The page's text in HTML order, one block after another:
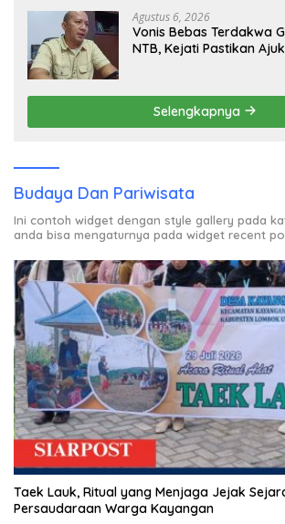
Agustus 6, 2026
Vonis Bebas Terdakwa
NTB, Kejati Pastikan
Selengkapnya
Budaya Dan Pariwisata
Ini contoh widget dengan style gallery pada
anda bisa mengaturnya pada widget recent
Taek Lauk, Ritual yang Menjaga Jejak
Persaudaraan Warga Kayangan